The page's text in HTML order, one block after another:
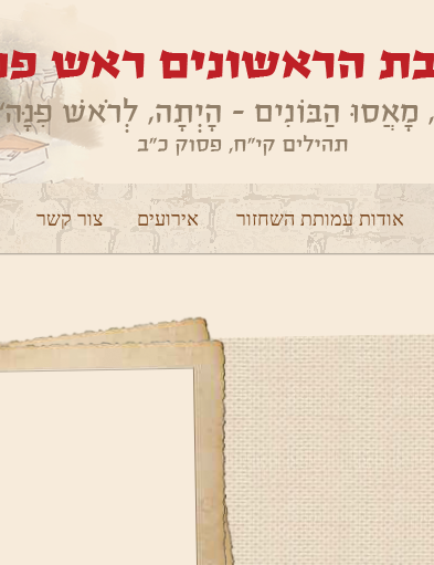
אודות עמותת השחזור אירועים צור קשר